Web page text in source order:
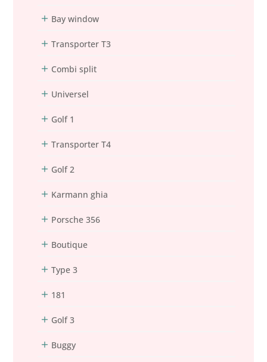
Bay window
Transporter T3
Combi split
Universel
Golf 1
Transporter T4
Golf 2
Karmann ghia
Porsche 356
Boutique
Type 3
181
Golf 3
Buggy